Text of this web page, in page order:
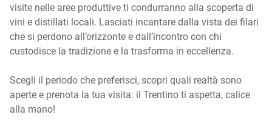
visite nelle aree produttive ti condurranno alla scoperta di
vini e distillati locali. Lasciati incantare dalla vista dei filari
che si perdono all’orizzonte e dall’incontro con chi
custodisce la tradizione e la trasforma in eccellenza.
Scegli il periodo che preferisci, scopri quali realtà sono
aperte e prenota la tua visita: il Trentino ti aspetta, calice
alla mano!